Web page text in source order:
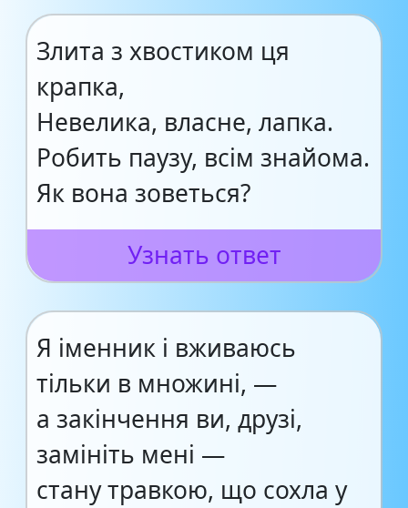
Злита з хвостиком ця
крапка,
Невелика, власне, лапка.
Робить паузу, всім знайома.
Як вона зоветься?
Узнать ответ
Я іменник і вживаюсь
тільки в множині, —
а закінчення ви, друзі,
замініть мені —
стану травкою, що сохла у